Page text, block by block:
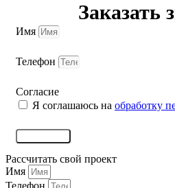
Заказать
Имя
Телефон
Согласие
Я соглашаюсь на обработку
Рассчитать свой проект
Имя